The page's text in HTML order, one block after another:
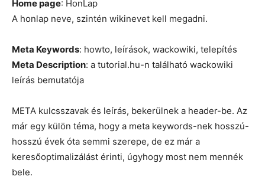
Home page: HonLap
A honlap neve, szintén wikinevet kell megadni.
Meta Keywords: howto, leírások, wackowiki, telepítés
Meta Description: a tutorial.hu-n található wackowiki
leírás bemutatója
META kulcsszavak és leírás, bekerülnek a header-be. Az
már egy külön téma, hogy a meta keywords-nek hosszú-
hosszú évek óta semmi szerepe, de ez már a
keresőoptimalizálást érinti, úgyhogy most nem mennék
bele.